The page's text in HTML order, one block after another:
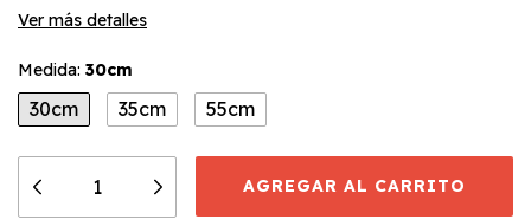
Ver más detalles
Medida: 30cm
30cm 35cm 55cm